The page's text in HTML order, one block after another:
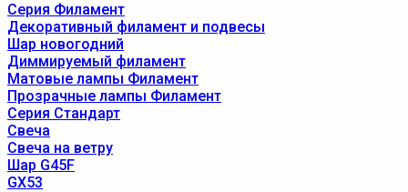
Серия Филамент
Декоративный филамент и подвесы
Шар новогодний
Диммируемый филамент
Матовые лампы Филамент
Прозрачные лампы Филамент
Серия Стандарт
Свеча
Свеча на ветру
Шар G45F
GX53